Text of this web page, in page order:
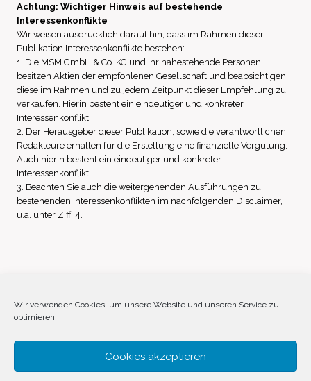
Wir verwenden Cookies, um unsere Website und unseren Service zu
optimieren.
Cookies akzeptieren
Achtung: Wichtiger Hinweis auf bestehende
Interessenkonflikte
Wir weisen ausdrücklich darauf hin, dass im Rahmen dieser
Publikation Interessenkonflikte bestehen:
1. Die MSM GmbH & Co. KG und ihr nahestehende Personen
besitzen Aktien der empfohlenen Gesellschaft und beabsichtigen,
diese im Rahmen und zu jedem Zeitpunkt dieser Empfehlung zu
verkaufen. Hierin besteht ein eindeutiger und konkreter
Interessenkonflikt.
2. Der Herausgeber dieser Publikation, sowie die verantwortlichen
Redakteure erhalten für die Erstellung eine finanzielle Vergütung.
Auch hierin besteht ein eindeutiger und konkreter
Interessenkonflikt.
3. Beachten Sie auch die weitergehenden Ausführungen zu
bestehenden Interessenkonflikten im nachfolgenden Disclaimer,
u.a. unter Ziff. 4.
Impressum Datenschutz
Disclaimer